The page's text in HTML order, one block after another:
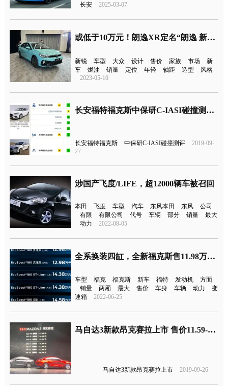
长安
2025-03-07
或低于10万元！朗逸XR定名“朗逸 新锐”
新锐 车型 大众 设计 售价 家族 市场
新
车
燃油 销量 定位 年轻 轴距 造型
风格
2023-05-10
长安福特福克斯中保研C-IASI碰撞测评结果公布
长安福特福克斯 中保研C-IASI碰撞测评
2019-09-
27
涉国产飞度/LIFE，超12000辆车被召回
本田 飞度 车型 汽车 东风本田 东风
公司
有限
有限公司 代号 车辆 部分 销量
最大
动力
2022-08-05
全系换装四缸，全新福克斯售11.98万元起
车型 福克 福克斯 新车 福特 发动机
方面
销量
两厢 最大 售价 车身 车辆 动力
变
速箱
2022-06-25
马自达3新款昂克赛拉上市 售价11.59-16.89万元
马自达3新款昂克赛拉上市 2019-09-26